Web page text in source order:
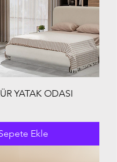
YATAK ODASI
Ekle